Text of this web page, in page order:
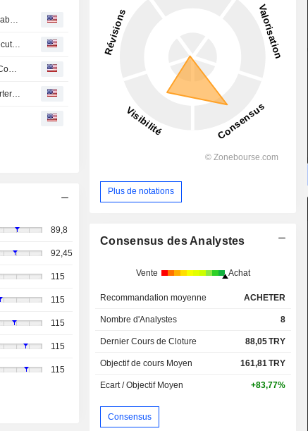
A101 Yeni Magazacilik A.S. acquired 89% stake in CarrefourSA Carrefour Sabanci Ticaret Merkezi A.S. from Carrefour SA (ENXTPA:CA) and Haci Ömer Sabanci Holding A.S..
Sabanci Holding says project finance credit agreement of 382 mln USD executed for unit's US solar power projects
Haci Ömer Sabanci : Convenience Translation Into English Of Condensed Consolidated Financial Statements For The Interim Period 1 January - 31 March 2026
Haci Ömer Sabanci Holding A.S. Reports Earnings Results for the First Quarter Ended March 31, 2026
89,8
92,45
115
115
115
115
115
Plus de notations
Consensus des Analystes
Vente Achat
Recommandation moyenne ACHETER
Nombre d'Analystes 8
Dernier Cours de Cloture 88,05TRY
Objectif de cours Moyen 161,81TRY
Ecart / Objectif Moyen +83,77%
Consensus